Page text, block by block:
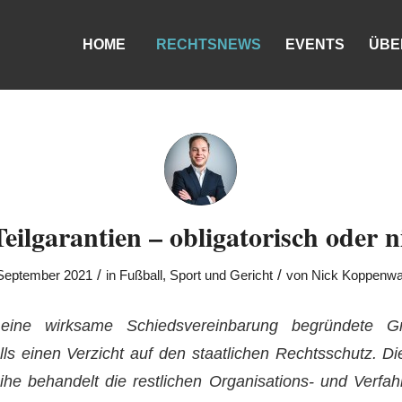
HOME RECHTSNEWS EVENTS
– obligatorisch oder
2021 / in Fußball , Sport und Gericht / von Nick
wirksame Schiedsvereinbarung begründete
einen Verzicht auf den staatlichen Rechtsschutz.
behandelt die restlichen Organisations- und